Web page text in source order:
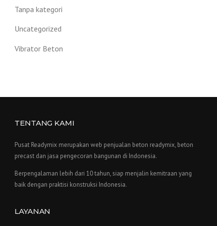
Tanpa kategori
Uncategorized
Vibrator Beton
TENTANG KAMI
Pusat Readymix merupakan web penjualan beton readymix, beton
precast dan jasa pengecoran bangunan di Indonesia.
Berpengalaman lebih dari 10 tahun, siap menjalin kemitraan yang
baik dengan praktisi konstruksi Indonesia.
LAYANAN